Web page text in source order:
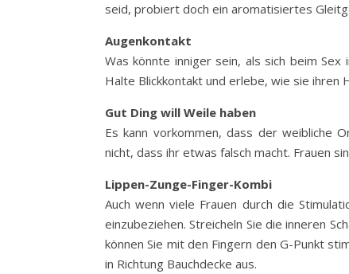
seid, probiert doch ein aromatisiertes
Augenkontakt
Was könnte inniger sein, als sich beim
Halte Blickkontakt und erlebe, wie sie ihren
Gut Ding will Weile haben
Es kann vorkommen, dass der weibliche
nicht, dass ihr etwas falsch macht. Frauen
Lippen-Zunge-Finger-Kombi
Auch wenn viele Frauen durch die
einzubeziehen. Streicheln Sie die inneren
können Sie mit den Fingern den G-Punkt
in Richtung Bauchdecke aus.